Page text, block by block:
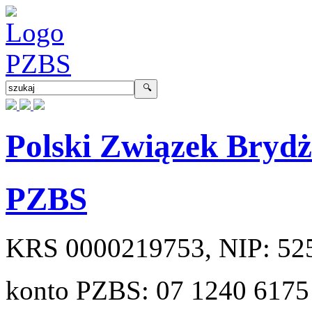
Polski Związek
PZBS
KRS 0000219753, NIP:
konto PZBS: 07 1240